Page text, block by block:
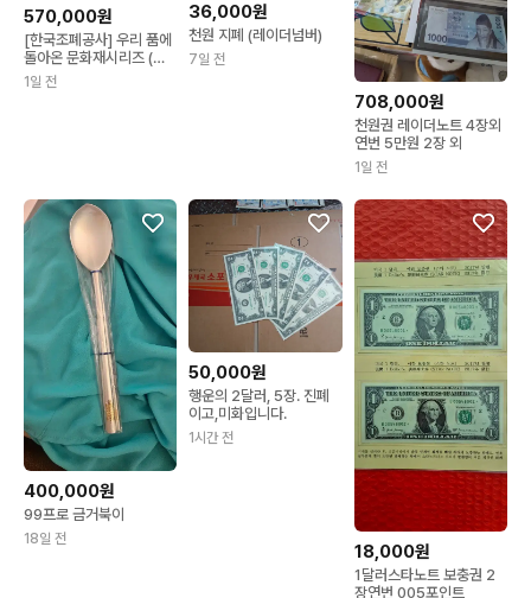
570,000원
[한국조폐공사] 우리 품에
돌아온 문화재시리즈 (은/
동) 풀세트
1일 전
36,000원
천원 지폐 (레이더넘버)
7일 전
708,000원
천원권 레이더노트 4장외
연번 5만원 2장 외
1일 전
400,000원
99프로 금거북이
18일 전
50,000원
행운의 2달러, 5장. 진폐
이고,미화입니다.
1시간 전
18,000원
1달러스타노트 보충권 2
장연번 005포인트